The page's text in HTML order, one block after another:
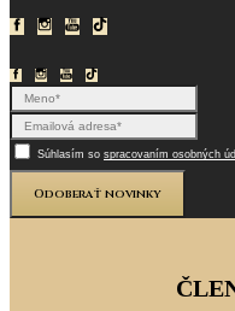
Súhlasím so spracovaním osobných
Odoberať novinky